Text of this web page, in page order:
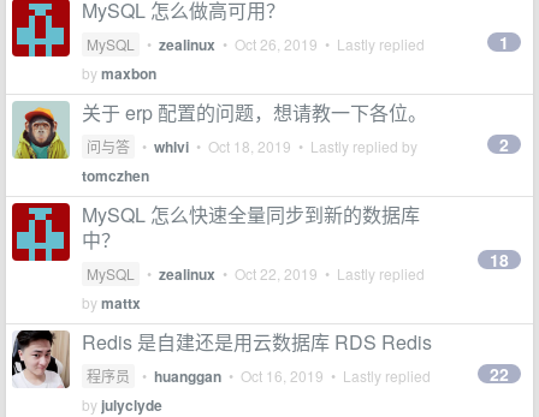
MySQL 怎么做高可用？
MySQL • zealinux • Oct 26, 2019 • Lastly replied
bymaxbon
1
关于 erp 配置的问题，想请教一下各位。
问与答 • whlvi • Oct 18, 2019 • Lastly replied by
tomczhen
2
MySQL 怎么快速全量同步到新的数据库
中？
MySQL • zealinux • Oct 22, 2019 • Lastly replied
bymattx
18
Redis 是自建还是用云数据库 RDS Redis
程序员 • huanggan • Oct 16, 2019 • Lastly replied
by julyclyde
22